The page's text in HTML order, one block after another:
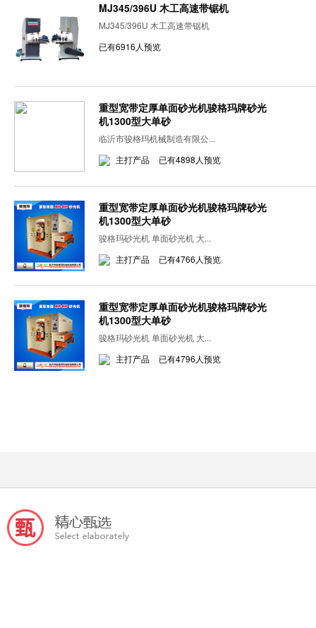
MJ345/396U 木工高速带锯机
MJ345/396U 木工高速带锯机
已有6916人预览
重型宽带定厚单面砂光机骏格玛牌砂光
机1300型大单砂
临沂市骏格玛机械制造有限公...
主打产品
已有4898人预览
重型宽带定厚单面砂光机骏格玛牌砂光
机1300型大单砂
骏格玛砂光机 单面砂光机 大...
主打产品
已有4766人预览
重型宽带定厚单面砂光机骏格玛牌砂光
机1300型大单砂
骏格玛砂光机 单面砂光机 大...
主打产品
已有4796人预览